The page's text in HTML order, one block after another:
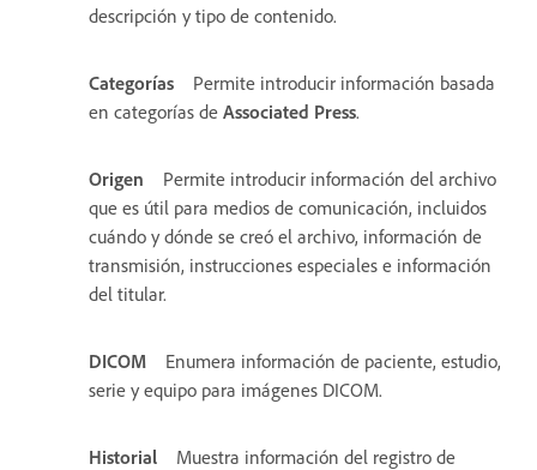
descripción y tipo de contenido.
Categorías
Permite introducir información basada
en categorías de Associated Press.
Origen
Permite introducir información del archivo
que es útil para medios de comunicación, incluidos
cuándo y dónde se creó el archivo, información de
transmisión, instrucciones especiales e información
del titular.
DICOM
Enumera información de paciente, estudio,
serie y equipo para imágenes DICOM.
Historial
Muestra información del registro de